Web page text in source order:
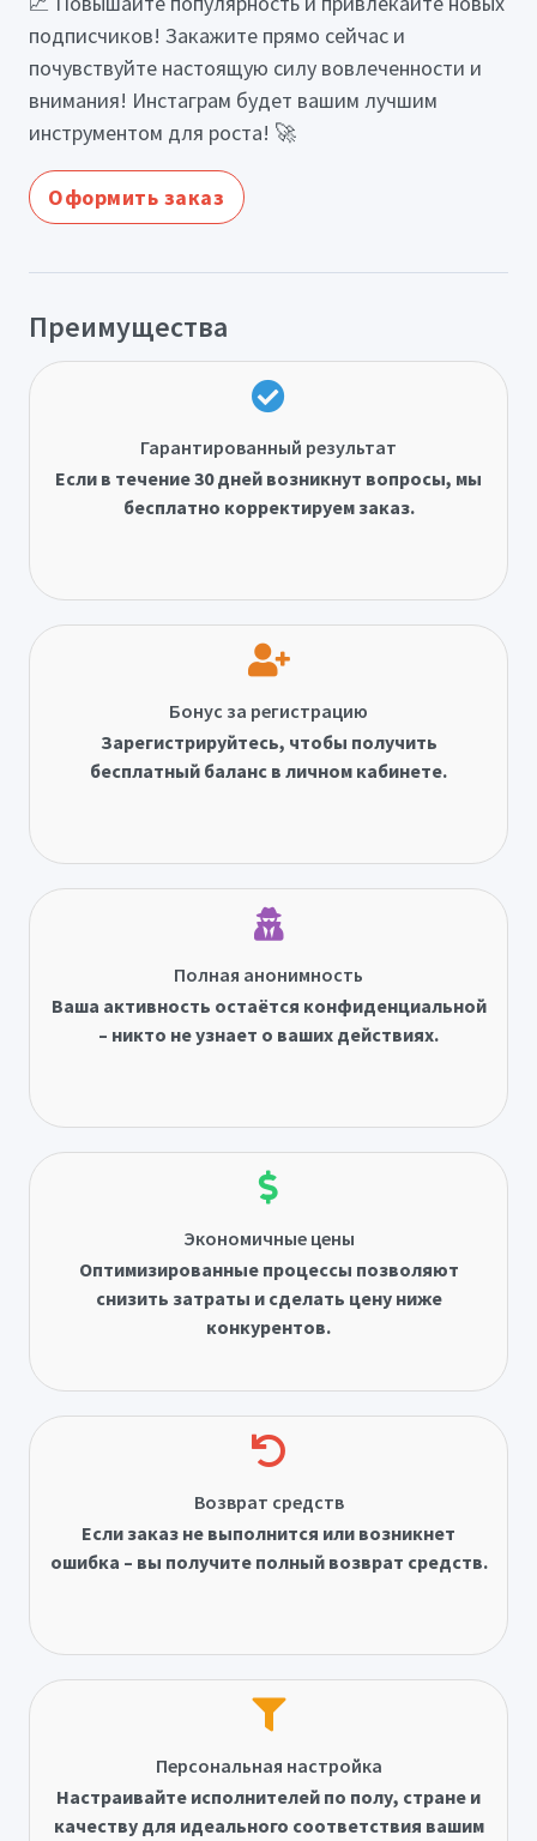
подписчиков! Закажите прямо сейчас и
почувствуйте настоящую силу вовлеченности и
внимания! Инстаграм будет вашим лучшим
инструментом для роста! 🚀
Оформить заказ
Преимущества
Гарантированный результат
Если в течение 30 дней возникнут вопросы, мы
бесплатно корректируем заказ.
Бонус за регистрацию
Зарегистрируйтесь, чтобы получить
бесплатный баланс в личном кабинете.
Полная анонимность
Ваша активность остаётся конфиденциальной
– никто не узнает о ваших действиях.
Экономичные цены
Оптимизированные процессы позволяют
снизить затраты и сделать цену ниже
конкурентов.
Возврат средств
Если заказ не выполнится или возникнет
ошибка – вы получите полный возврат средств.
Персональная настройка
Настраивайте исполнителей по полу, стране и
качеству для идеального соответствия вашим